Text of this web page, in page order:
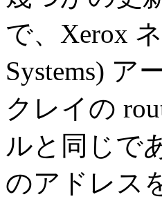
で、Xerox
Systems) ア
クレイの
ルと同じで
のアドレス